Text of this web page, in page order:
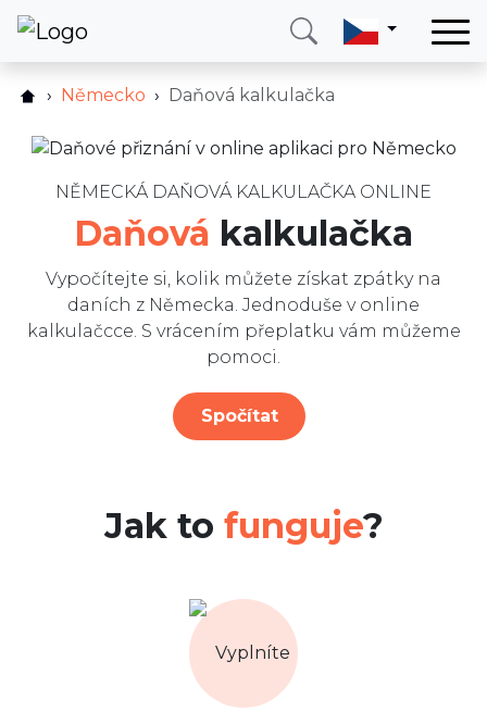
Země
O nás
Kontakt
Zavolejte mi
Jak to funguje?
Kalkulačka
Ostatní služby
Německo Daňová kalkulačka
NĚMECKÁ DAŇOVÁ KALKULAČKA ONLINE
Daňová kalkulačka
Vypočítejte si, kolik můžete získat zpátky na
daních z Německa. Jednoduše v online
kalkulačcce. S vrácením přeplatku vám můžeme
pomoci.
Spočítat
Jak to funguje?